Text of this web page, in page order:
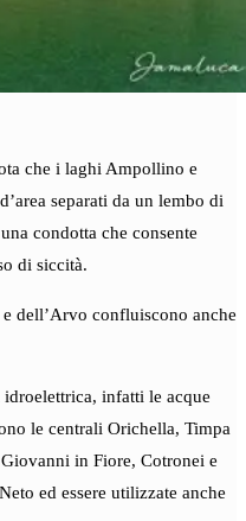
che i laghi Ampollino e
separati da un lembo di
condotta che consente
di siccità.
dell’Arvo confluiscono anche
infatti le acque
le centrali Orichella, Timpa
in Fiore, Cotronei e
ed essere utilizzate anche